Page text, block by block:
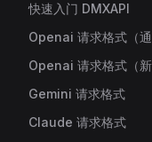
快速入门 DMXAPI
Openai 请求格式（通
Openai 请求格式（新
Gemini 请求格式
Claude 请求格式